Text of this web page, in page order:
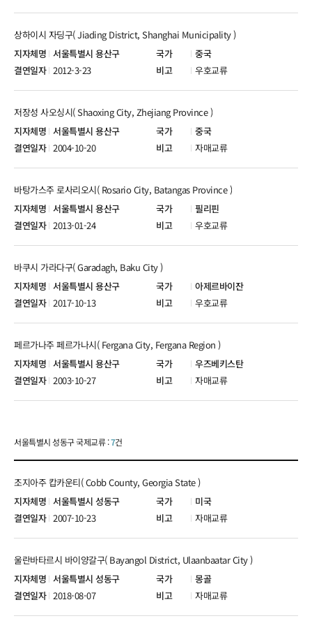
서울특별시 용산구 중국
상하이시 자딩구( Jiading District, Shanghai Municipality )
2012-3-23 우호교류
서울특별시 용산구 중국
저장성 사오싱시( Shaoxing City, Zhejiang Province )
2004-10-20 자매교류
서울특별시 용산구 필리핀
바탕가스주 로사리오시( Rosario City, Batangas Province )
2013-01-24 우호교류
서울특별시 용산구 아제르바이잔
바쿠시 가라다구( Garadagh, Baku City )
2017-10-13 우호교류
서울특별시 용산구 우즈베키스탄
페르가나주 페르가나시( Fergana City, Fergana Region )
2003-10-27 자매교류
서울특별시 성동구 국제교류 :7건
서울특별시 성동구 미국
조지아주 캅카운티( Cobb County, Georgia State )
2007-10-23 자매교류
서울특별시 성동구 몽골
울란바타르시 바이양갈구( Bayangol District, Ulaanbaatar City )
2018-08-07 자매교류